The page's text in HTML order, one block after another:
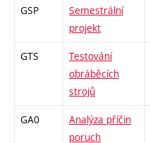
GSP
Semestrální
projekt
GTS
Testování
obráběcích
strojů
GA0
Analýza příčin
poruch